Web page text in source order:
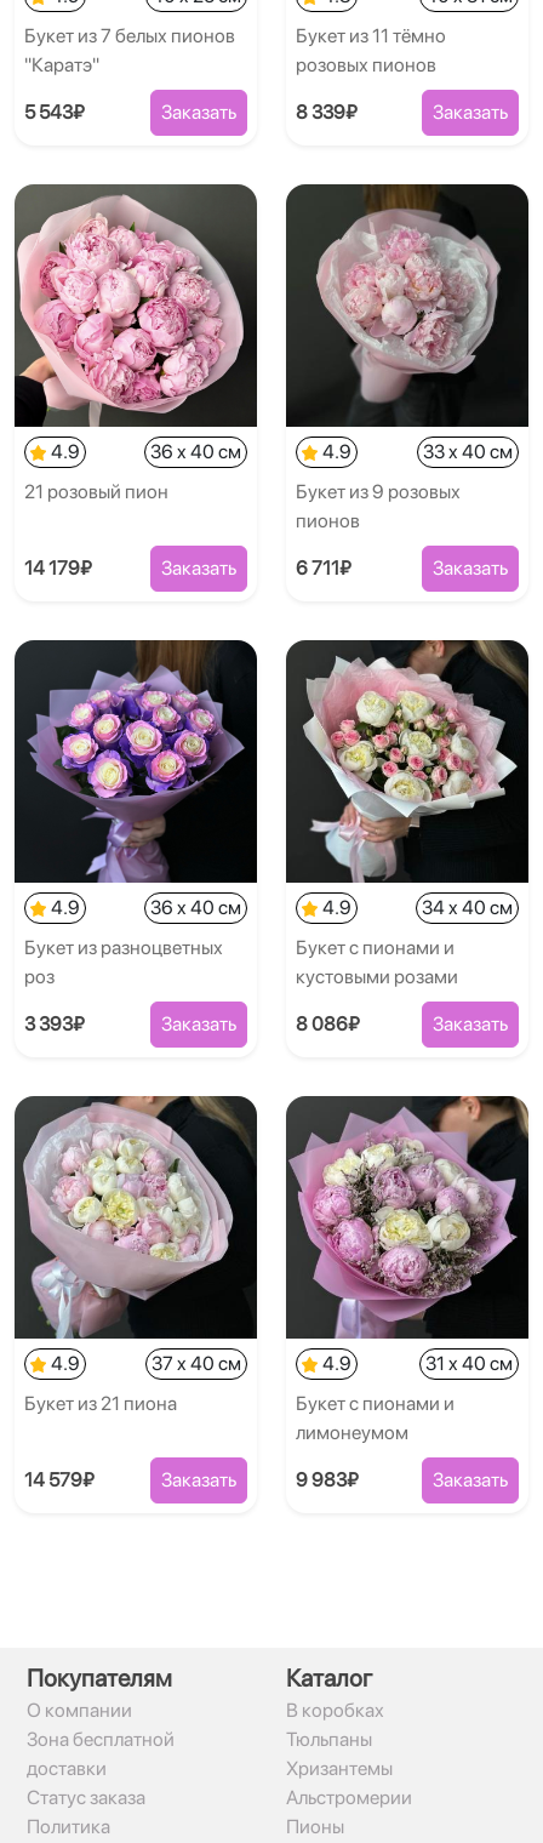
Букет из 7 белых пионов
"Каратэ"
5 543₽ Заказать
Букет из 11 тёмно
розовых пионов
8 339₽ Заказать
4.9
36 x 40 см
21 розовый пион
14 179₽ Заказать
4.9
33 x 40 см
Букет из 9 розовых
пионов
6 711₽ Заказать
4.9
36 x 40 см
Букет из разноцветных
роз
3 393₽ Заказать
4.9
34 x 40 см
Букет с пионами и
кустовыми розами
8 086₽ Заказать
4.9
37 x 40 см
Букет из 21 пиона
14 579₽ Заказать
4.9
31 x 40 см
Букет с пионами и
лимонеумом
9 983₽ Заказать
Покупателям
О компании
Зона бесплатной
доставки
Статус заказа
Политика
Каталог
В коробках
Тюльпаны
Хризантемы
Альстромерии
Пионы